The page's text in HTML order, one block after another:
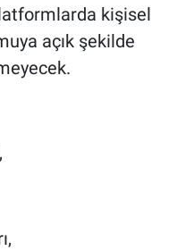
kişisel
açık şekilde